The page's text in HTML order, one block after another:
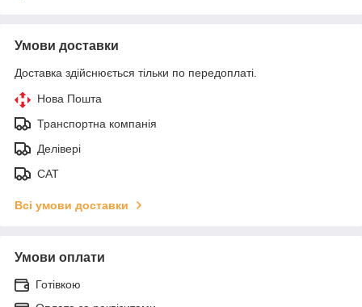
Умови доставки
Доставка здійснюється тільки по передоплаті.
Нова Пошта
Транспортна компанія
Делівері
САТ
Всі умови доставки
Умови оплати
Готівкою